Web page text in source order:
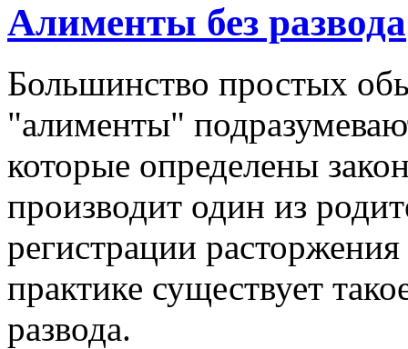
Алименты без развода
Большинство простых
"алименты"
которые определены
производит один из
регистрации
практике существует
развода.